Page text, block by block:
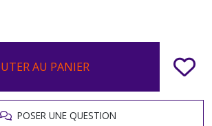
AU PANIER
POSER UNE QUESTION